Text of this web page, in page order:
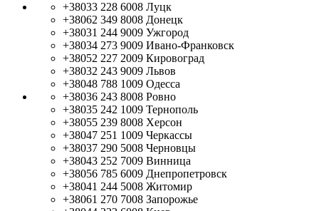
+38033 228 6008 Луцк
+38062 349 8008 Донецк
+38031 244 9009 Ужгород
+38034 273 9009 Ивано-Франковск
+38052 227 2009 Кировоград
+38032 243 9009 Львов
+38048 788 1009 Одесса
+38036 243 8008 Ровно
+38035 242 1009 Тернополь
+38055 239 8008 Херсон
+38047 251 1009 Черкассы
+38037 290 5008 Черновцы
+38043 252 7009 Винница
+38056 785 6009 Днепропетровск
+38041 244 5008 Житомир
+38061 270 7008 Запорожье